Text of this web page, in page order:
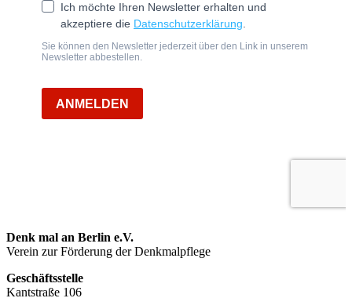
Denk mal an Berlin e.V.
Verein zur Förderung der Denkmalpflege
Geschäftsstelle
Kantstraße 106